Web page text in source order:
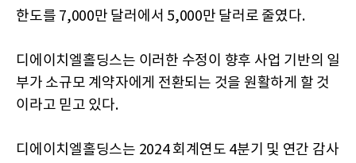
한도를 7,000만 달러에서 5,000만 달러로 줄였다.
디에이치엘홀딩스는 이러한 수정이 향후 사업 기반의 일
부가 소규모 계약자에게 전환되는 것을 원활하게 할 것
이라고 믿고 있다.
디에이치엘홀딩스는 2024 회계연도 4분기 및 연간 감사